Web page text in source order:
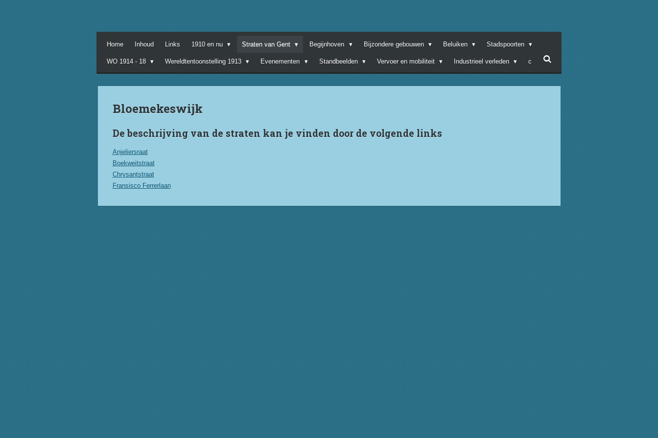
Home Inhoud Links 1910 en nu Straten van Gent Begijnhoven Bijzondere gebouwen Beluiken Stadspoorten
WO 1914 - 18 Wereldtentoonstelling 1913 Evenementen Standbeelden Vervoer en mobiliteit Industrieel verleden c
Bloemekeswijk
De beschrijving van de straten kan je vinden door de volgende links
Anjeliersraat
Boekweitstraat
Chrysantstraat
Fransisco Ferrerlaan